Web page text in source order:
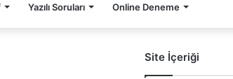
Yazılı Soruları Online Deneme
Site İçeriği